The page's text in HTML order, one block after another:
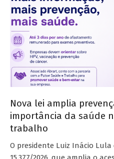
Nova lei amplia
importância da saúde
trabalho
O presidente Luiz Inácio